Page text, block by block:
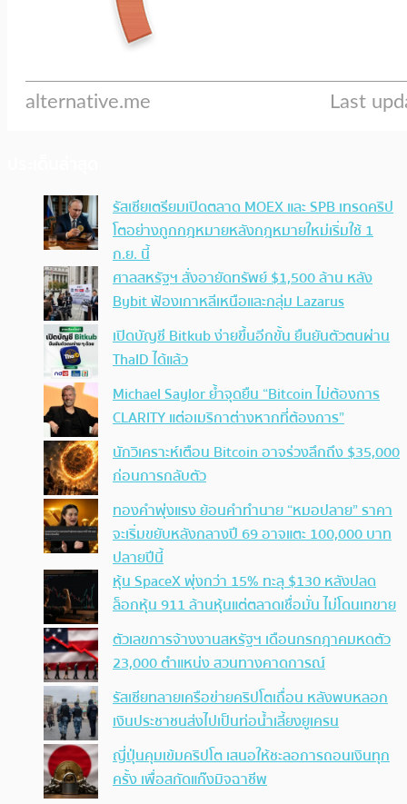
รัสเซียเตรียมเปิดตลาด MOEX และ SPB เทรดคริป
โตอย่างถูกกฎหมายหลังกฎหมายใหม่เริ่มใช้ 1
ก.ย. นี้
ศาลสหรัฐฯ สั่งอายัดทรัพย์ $1,500 ล้าน หลัง
Bybit ฟ้องเกาหลีเหนือและกลุ่ม Lazarus
เปิดบัญชี Bitkub ง่ายขึ้นอีกขั้น ยืนยันตัวตนผ่าน
ThaID ได้แล้ว
Michael Saylor ย้ำจุดยืน “Bitcoin ไม่ต้องการ
CLARITY แต่อเมริกาต่างหากที่ต้องการ”
นักวิเคราะห์เตือน Bitcoin อาจร่วงลึกถึง $35,000
ก่อนการกลับตัว
ทองคำพุ่งแรง ย้อนคำทำนาย “หมอปลาย” ราคา
จะเริ่มขยับหลังกลางปี 69 อาจแตะ 100,000 บาท
ปลายปีนี้
หุ้น SpaceX พุ่งกว่า 15% ทะลุ $130 หลังปลด
ล็อกหุ้น 911 ล้านหุ้นแต่ตลาดเชื่อมั่น ไม่โดนเทขาย
ตัวเลขการจ้างงานสหรัฐฯ เดือนกรกฎาคมหดตัว
23,000 ตำแหน่ง สวนทางคาดการณ์
รัสเซียทลายเครือข่ายคริปโตเถื่อน หลังพบหลอก
เงินประชาชนส่งไปเป็นท่อน้ำเลี้ยงยูเครน
ญี่ปุ่นคุมเข้มคริปโต เสนอให้ชะลอการถอนเงินทุก
ครั้ง เพื่อสกัดแก๊งมิจฉาชีพ